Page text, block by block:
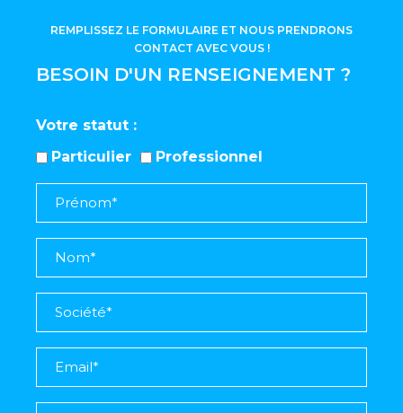
BESOIN D'UN RENSEIGNEMENT ?
REMPLISSEZ LE FORMULAIRE ET NOUS PRENDRONS
CONTACT AVEC VOUS !
Votre statut
Particulier
Professionnel